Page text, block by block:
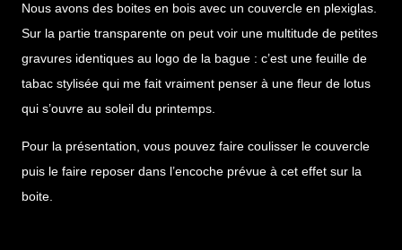
Nous avons des boites en bois avec un couvercle en plexiglas.
Sur la partie transparente on peut voir une multitude de petites
gravures identiques au logo de la bague : c’est une feuille de
tabac stylisée qui me fait vraiment penser à une fleur de lotus
qui s’ouvre au soleil du printemps.
Pour la présentation, vous pouvez faire coulisser le couvercle
puis le faire reposer dans l’encoche prévue à cet effet sur la
boite.